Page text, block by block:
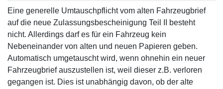
Eine generelle Umtauschpflicht vom alten Fahrzeugbrief
auf die neue Zulassungsbescheinigung Teil II besteht
nicht. Allerdings darf es für ein Fahrzeug kein
Nebeneinander von alten und neuen Papieren geben.
Automatisch umgetauscht wird, wenn ohnehin ein neuer
Fahrzeugbrief auszustellen ist, weil dieser z.B. verloren
gegangen ist. Dies ist unabhängig davon, ob der alte